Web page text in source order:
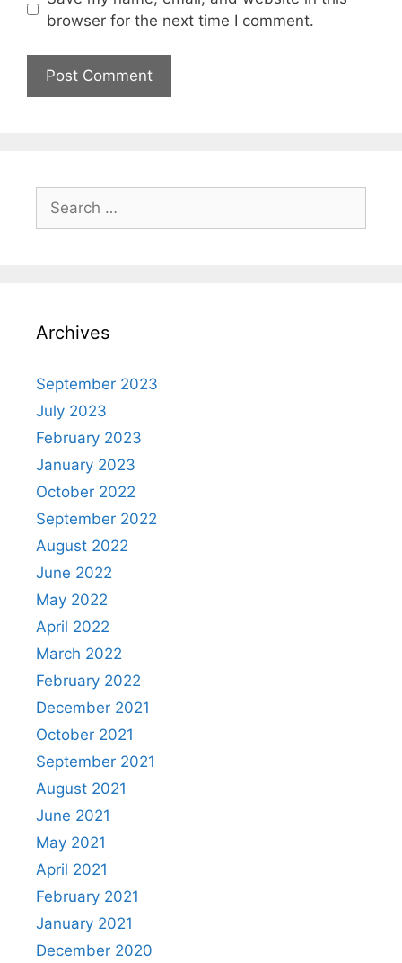
browser for the next time I comment.
Archives
September 2023
July 2023
February 2023
January 2023
October 2022
September 2022
August 2022
June 2022
May 2022
April 2022
March 2022
February 2022
December 2021
October 2021
September 2021
August 2021
June 2021
May 2021
April 2021
February 2021
January 2021
December 2020